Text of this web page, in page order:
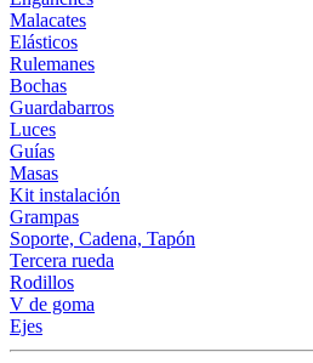
Malacates
Elásticos
Rulemanes
Bochas
Guardabarros
Luces
Guías
Masas
Kit instalación
Grampas
Soporte, Cadena, Tapón
Tercera rueda
Rodillos
V de goma
Ejes